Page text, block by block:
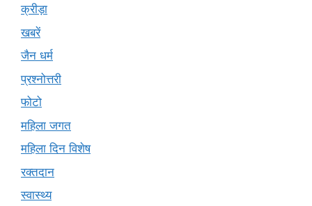
क्रीड़ा
खबरें
जैन धर्म
प्रश्नोत्तरी
फोटो
महिला जगत
महिला दिन विशेष
रक्तदान
स्वास्थ्य